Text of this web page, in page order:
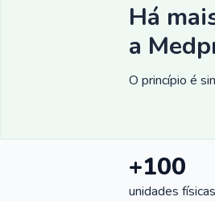
Há
a
O princípio é
+100
unidades físicas